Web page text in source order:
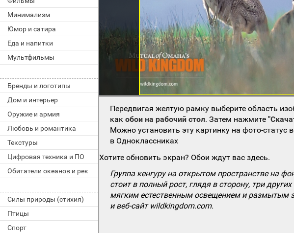
Минимализм
Юмор и сатира
Еда и напитки
Мультфильмы
Бренды и логотипы
Дом и интерьер
Оружие и армия
Любовь и романтика
Текстуры
Цифровая техника и ПО
Обитатели океанов и рек
Силы природы (стихия)
Птицы
Спорт
Передвигая желтую рамку выберите область
какобои на рабочий стол. Затем нажмите
Можно установить эту картинку на фото-статус
в Одноклассниках
Хотите обновить экран? Обои ждут вас здесь.
Группа кенгуру на открытом пространстве на
стоит в полный рост, глядя в сторону, три
мягким естественным освещением и размытым
и веб-сайт wildkingdom.com.